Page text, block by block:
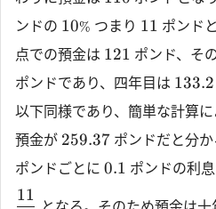
ンドの 10% つまり 11 ポンド
点での預金は 121 ポンド、そ
ポンドであり、四年目は 133.2
以下同様であり、簡単な計算
預金が 259.37 ポンドだと分
ポンドごとに 0.1 ポンドの利
11